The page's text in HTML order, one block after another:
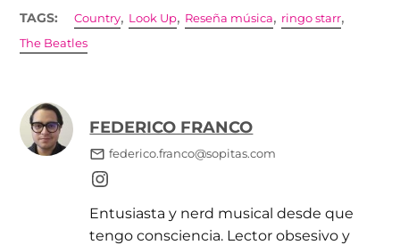
TAGS: Country, Look Up, Reseña música, ringo starr,
The Beatles
FEDERICO FRANCO
federico.franco@sopitas.com
Entusiasta y nerd musical desde que
tengo consciencia. Lector obsesivo y